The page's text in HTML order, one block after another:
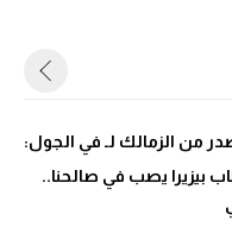
من الزمالك لـ في الجول:
بيزيرا يصب في صالحنا..